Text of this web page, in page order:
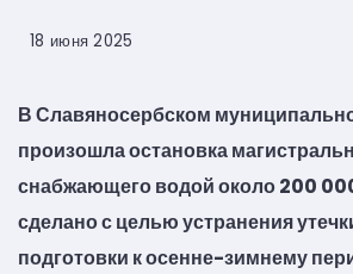
18 июня 2025
В Славяносербском
произошла остановка
снабжающего водой около 200
сделано с целью устранения
подготовки к осенне-зимнему